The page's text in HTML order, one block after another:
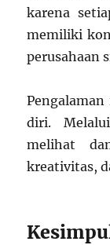
karena
memiliki
perusahaan
diri.
melihat
kreativitas,